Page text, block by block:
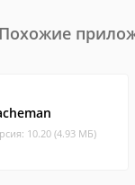
Похожие
10.20 (4.93 МБ)